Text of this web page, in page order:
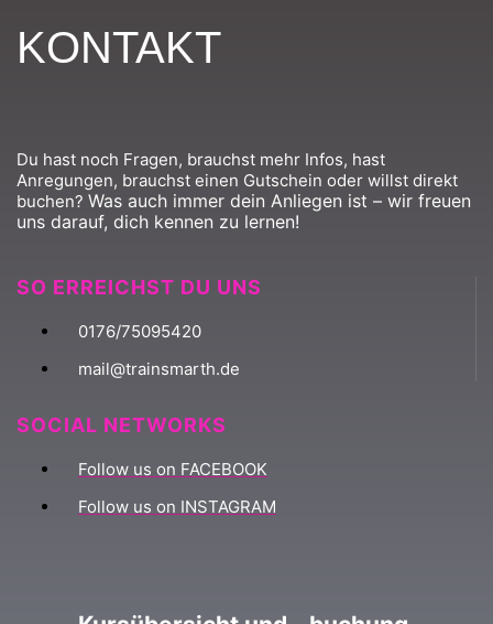
KONTAKT
Du hast noch Fragen, brauchst mehr Infos, hast
Anregungen, brauchst einen Gutschein oder willst direkt
buchen? Was auch immer dein Anliegen ist – wir freuen
uns darauf, dich kennen zu lernen!
SO ERREICHST DU UNS
0176/75095420
mail@trainsmarth.de
SOCIAL NETWORKS
Follow us on FACEBOOK
Follow us on INSTAGRAM